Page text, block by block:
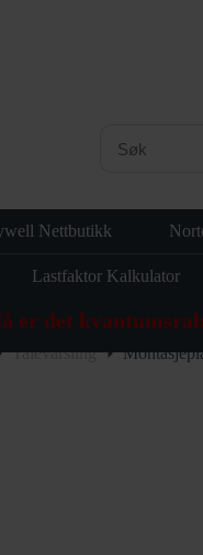
er det
Nettbutikk
Lastfaktor Kalkulator
Talevarsling